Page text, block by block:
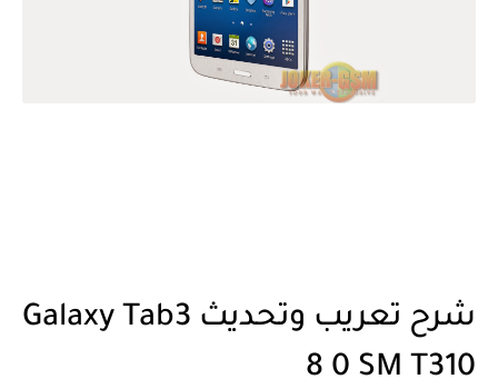
شرح تعريب وتحديث Galaxy Tab3
8 0 SM T310